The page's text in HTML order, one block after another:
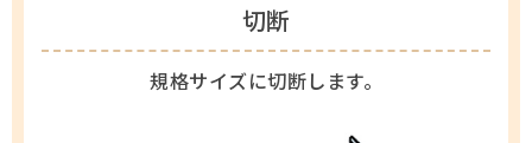
切断
規格サイズに切断します。